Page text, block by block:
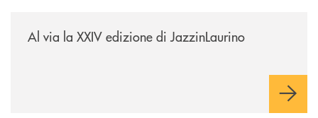
Al via la XXIV edizione di JazzinLaurino